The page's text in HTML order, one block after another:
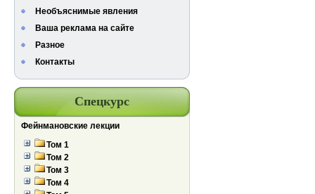
Необъяснимые явления
Ваша реклама на сайте
Разное
Контакты
Спецкурс
Фейнмановские лекции
Том 1
Том 2
Том 3
Том 4